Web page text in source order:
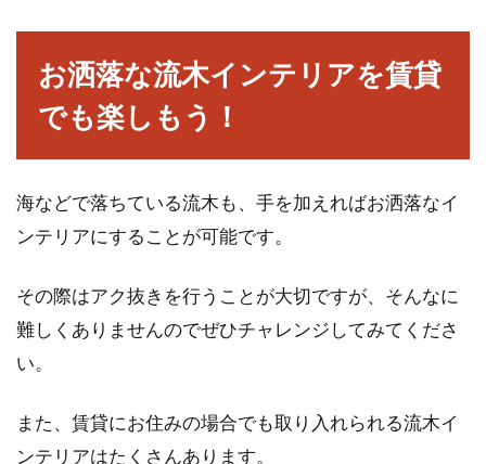
お洒落な流木インテリアを賃貸
でも楽しもう！
海などで落ちている流木も、手を加えればお洒落なイ
ンテリアにすることが可能です。
その際はアク抜きを行うことが大切ですが、そんなに
難しくありませんのでぜひチャレンジしてみてくださ
い。
また、賃貸にお住みの場合でも取り入れられる流木イ
ンテリアはたくさんあります。